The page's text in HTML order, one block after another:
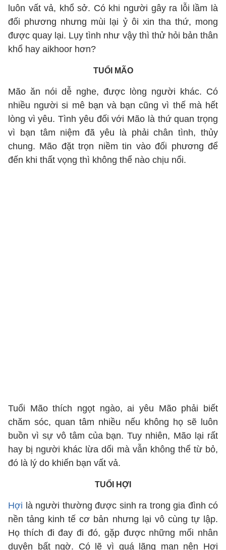
luôn vất vả, khổ sở. Có khi người gây ra lỗi lầm là
đối phương nhưng mùi lại ỷ ôi xin tha thứ, mong
được quay lại. Lụy tình như vậy thì thử hỏi bản thân
khổ hay aikhoor hơn?
TUỔI MÃO
Mão ăn nói dễ nghe, được lòng người khác. Có
nhiều người si mê bạn và bạn cũng vì thế mà hết
lòng vì yêu. Tình yêu đối với Mão là thứ quan trọng
vì bạn tâm niệm đã yêu là phải chân tình, thủy
chung. Mão đặt trọn niềm tin vào đối phương để
đến khi thất vọng thì không thể nào chịu nổi.
Tuổi Mão thích ngọt ngào, ai yêu Mão phải biết
chăm sóc, quan tâm nhiều nếu không họ sẽ luôn
buồn vì sự vô tâm của bạn. Tuy nhiên, Mão lại rất
hay bị người khác lừa dối mà vẫn không thể từ bỏ,
đó là lý do khiến bạn vất vả.
TUỔI HỢI
Hợi là người thường được sinh ra trong gia đình có
nền tảng kinh tế cơ bản nhưng lại vô cùng tự lập.
Họ thích đi đay đi đó, gặp được những mối nhân
duyên bất ngờ. Có lẽ vì quá lãng mạn nên Hợi